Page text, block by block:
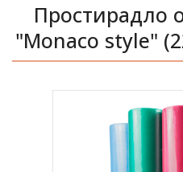
Простирадло
"Monaco style"